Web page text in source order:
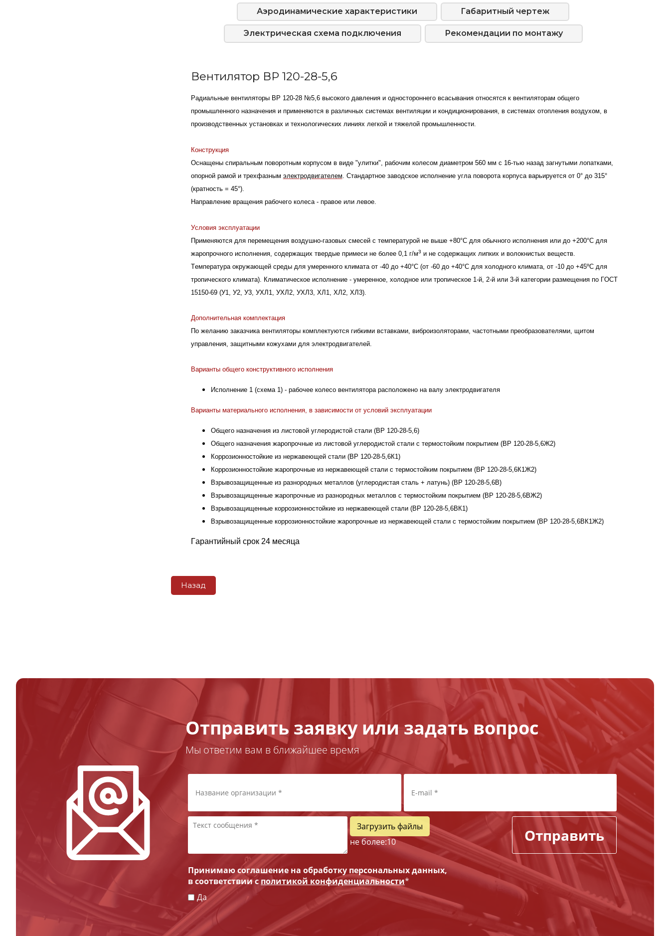
Аэродинамические характеристики Габаритный чертеж
Электрическая схема подключения Рекомендации по монтажу
Вентилятор ВР 120-28-5,6
Радиальные вентиляторы ВР 120-28 №5,6 высокого давления и одностороннего всасывания относятся к вентиляторам общего
промышленного назначения и применяются в различных системах вентиляции и кондиционирования, в системах отопления воздухом, в
производственных установках и технологических линиях легкой и тяжелой промышленности.
Конструкция
Оснащены спиральным поворотным корпусом в виде "улитки", рабочим колесом диаметром 560 мм с 16-тью назад загнутыми лопатками,
опорной рамой и трехфазным электродвигателем. Стандартное заводское исполнение угла поворота корпуса варьируется от 0° до 315°
(кратность = 45°).
Направление вращения рабочего колеса - правое или левое.
Условия эксплуатации
Применяются для перемещения воздушно-газовых смесей с температурой не выше +80°С для обычного исполнения или до +200°С для
жаропрочного исполнения, содержащих твердые примеси не более 0,1 г/м3 и не содержащих липких и волокнистых веществ.
Температура окружающей среды для умеренного климата от -40 до +40°С (от -60 до +40°С для холодного климата, от -10 до +45ºС для
тропического климата). Климатическое исполнение - умеренное, холодное или тропическое 1-й, 2-й или 3-й категории размещения по ГОСТ
15150-69 (У1, У2, У3, УХЛ1, УХЛ2, УХЛ3, ХЛ1, ХЛ2, ХЛ3).
Дополнительная комплектация
По желанию заказчика вентиляторы комплектуются гибкими вставками, виброизоляторами, частотными преобразователями, щитом
управления, защитными кожухами для электродвигателей.
Варианты общего конструктивного исполнения
Исполнение 1 (схема 1) - рабочее колесо вентилятора расположено на валу электродвигателя
Варианты материального исполнения, в зависимости от условий эксплуатации
Общего назначения из листовой углеродистой стали (ВР 120-28-5,6)
Общего назначения жаропрочные из листовой углеродистой стали с термостойким покрытием (ВР 120-28-5,6Ж2)
Коррозионностойкие из нержавеющей стали (ВР 120-28-5,6К1)
Коррозионностойкие жаропрочные из нержавеющей стали с термостойким покрытием (ВР 120-28-5,6К1Ж2)
Взрывозащищенные из разнородных металлов (углеродистая сталь + латунь) (ВР 120-28-5,6В)
Взрывозащищенные жаропрочные из разнородных металлов с термостойким покрытием (ВР 120-28-5,6ВЖ2)
Взрывозащищенные коррозионностойкие из нержавеющей стали (ВР 120-28-5,6ВК1)
Взрывозащищенные коррозионностойкие жаропрочные из нержавеющей стали с термостойким покрытием (ВР 120-28-5,6ВК1Ж2)
Гарантийный срок 24 месяца
Назад
Отправить заявку или задать вопрос
Мы ответим вам в ближайшее время
Загрузить файлы
не более:10 Отправить
Принимаю соглашение на обработку персональных данных,
в соответствии с политикой конфиденциальности*
Да